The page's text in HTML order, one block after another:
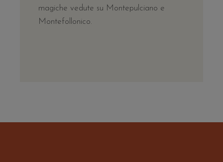
magiche vedute su Montepulciano e
Montefollonico.